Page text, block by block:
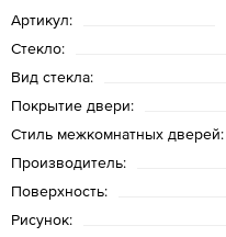
Артикул:
Стекло:
Вид стекла:
Покрытие двери:
Стиль межкомнатных дверей:
Производитель:
Поверхность:
Рисунок: